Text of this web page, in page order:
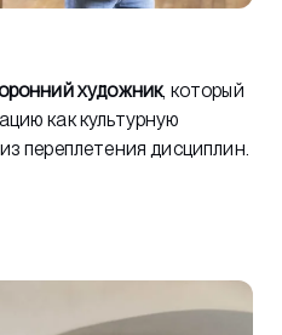
художник, который
как культурную
переплетения дисциплин.